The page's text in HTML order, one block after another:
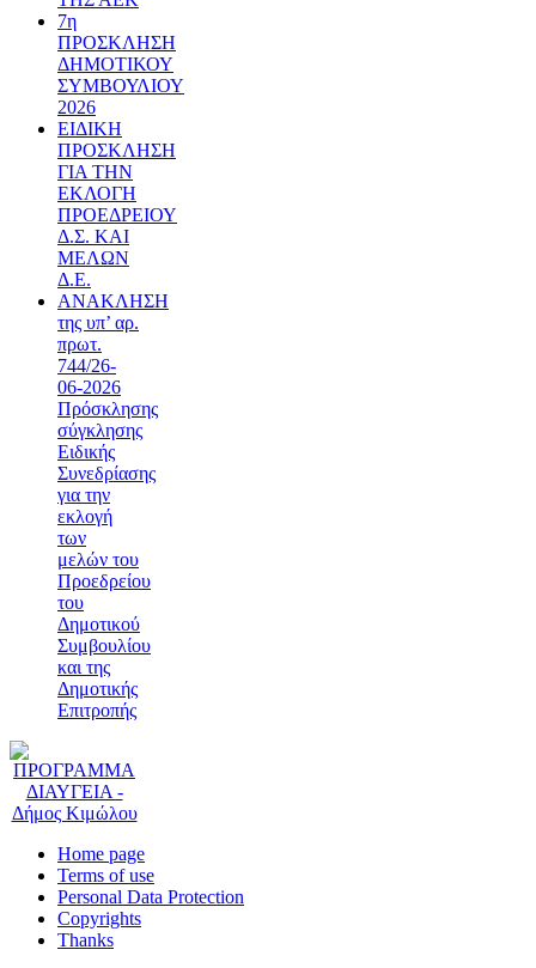
7η
ΠΡΟΣΚΛΗΣΗ
ΔΗΜΟΤΙΚΟΥ
ΣΥΜΒΟΥΛΙΟΥ
2026
ΕΙΔΙΚΗ
ΠΡΟΣΚΛΗΣΗ
ΓΙΑ ΤΗΝ
ΕΚΛΟΓΗ
ΠΡΟΕΔΡΕΙΟΥ
Δ.Σ. ΚΑΙ
ΜΕΛΩΝ
Δ.Ε.
ΑΝΑΚΛΗΣΗ
της υπ’ αρ.
πρωτ.
744/26-
06-2026
Πρόσκλησης
σύγκλησης
Ειδικής
Συνεδρίασης
για την
εκλογή
των
μελών του
Προεδρείου
του
Δημοτικού
Συμβουλίου
και της
Δημοτικής
Επιτροπής
Home page
Terms of use
Personal Data Protection
Copyrights
Thanks